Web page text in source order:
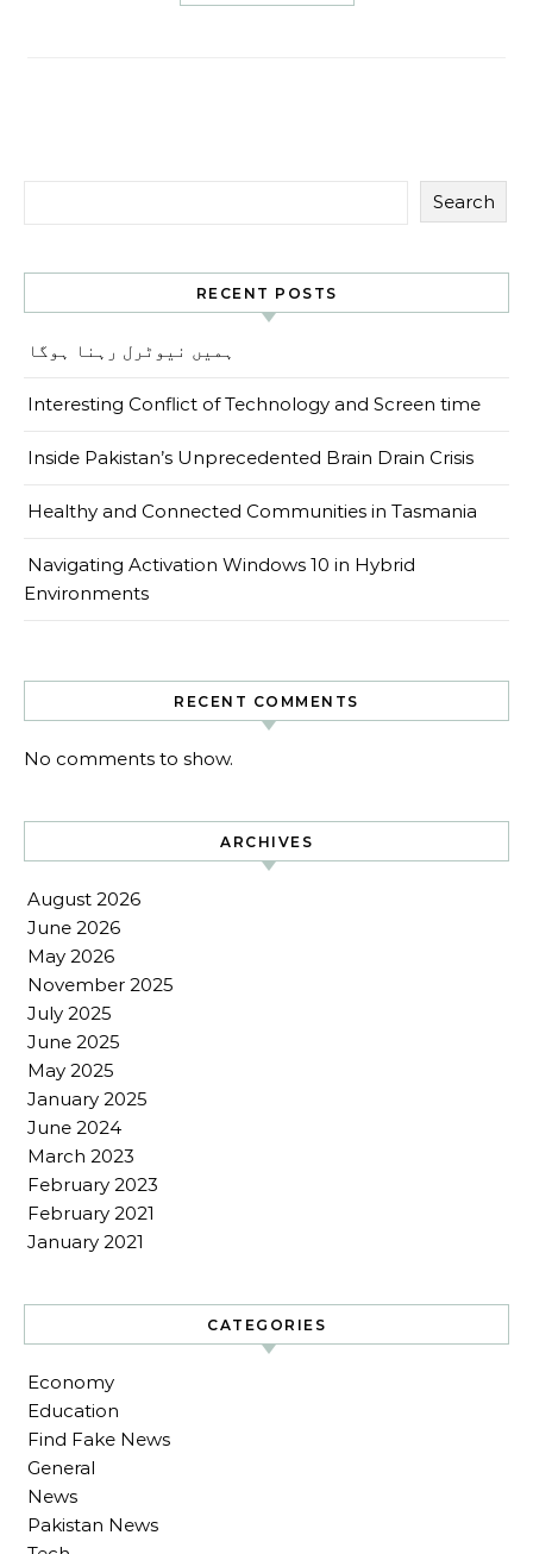
Search
RECENT POSTS
ہمیں نیوٹرل رہنا ہوگا
Interesting Conflict of Technology and Screen time
Inside Pakistan’s Unprecedented Brain Drain Crisis
Healthy and Connected Communities in Tasmania
Navigating Activation Windows 10 in Hybrid
Environments
RECENT COMMENTS
No comments to show.
ARCHIVES
August 2026
June 2026
May 2026
November 2025
July 2025
June 2025
May 2025
January 2025
June 2024
March 2023
February 2023
February 2021
January 2021
CATEGORIES
Economy
Education
Find Fake News
General
News
Pakistan News